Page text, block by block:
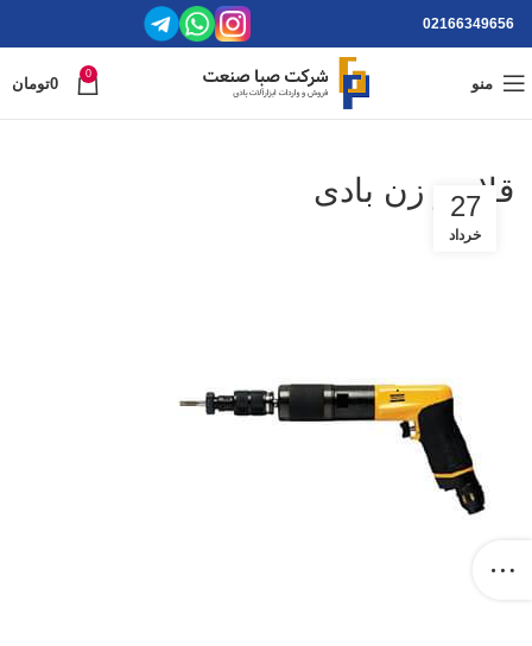
02166349656
منو
0
0تومان
قلاویز زن بادی
27
خرداد